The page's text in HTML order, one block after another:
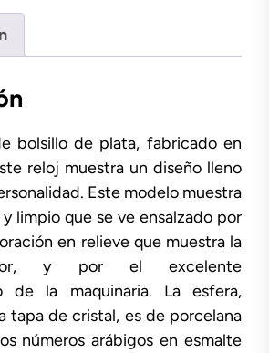
bolsillo de plata, fabricado en
reloj muestra un diseño lleno
Este modelo muestra
limpio que se ve ensalzado por
en relieve que muestra la
y por el excelente
de la maquinaria. La esfera,
tapa de cristal, es de porcelana
números arábigos en esmalte